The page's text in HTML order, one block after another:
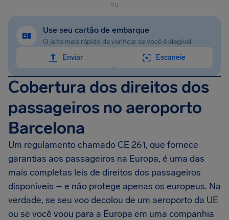
ou
Use seu cartão de embarque
O jeito mais rápido de verificar se você é elegível
Enviar
Escaneie
Cobertura dos direitos dos
passageiros no aeroporto
Barcelona
Um regulamento chamado CE 261, que fornece
garantias aos passageiros na Europa, é uma das
mais completas leis de direitos dos passageiros
disponíveis – e não protege apenas os europeus. Na
verdade, se seu voo decolou de um aeroporto da UE
ou se você voou para a Europa em uma companhia